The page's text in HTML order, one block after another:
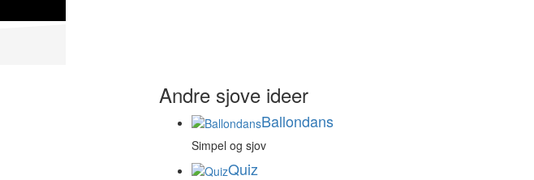
Andre sjove ideer
Ballondans
Simpel og sjov
Quiz